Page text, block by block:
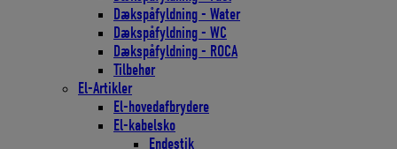
Dækspåfyldning - Water
Dækspåfyldning - WC
Dækspåfyldning - ROCA
Tilbehør
El-Artikler
El-hovedafbrydere
El-kabelsko
Endestik